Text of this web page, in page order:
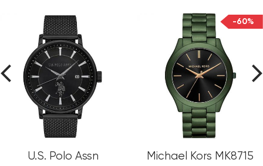
U.S. Polo Assn
Michael Kors MK8715
-60%